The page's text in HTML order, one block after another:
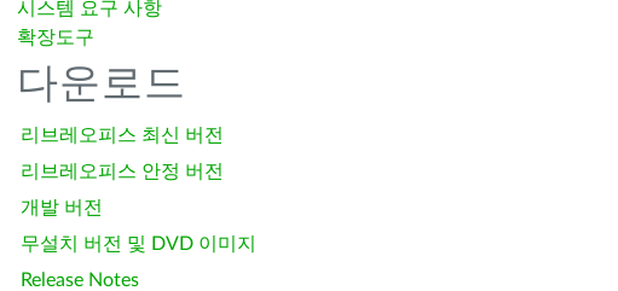
시스템 요구 사항
확장도구
다운로드
리브레오피스 최신 버전
리브레오피스 안정 버전
개발 버전
무설치 버전 및 DVD 이미지
Release Notes